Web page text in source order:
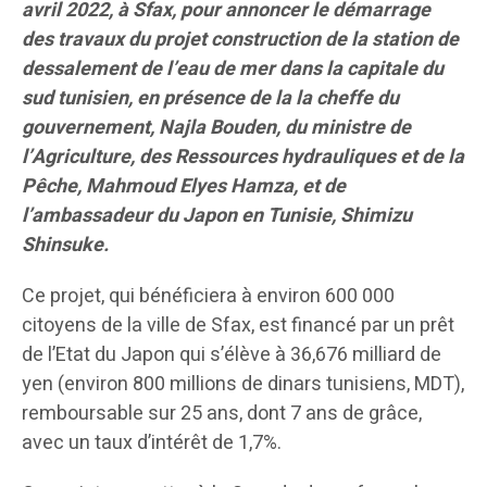
avril 2022, à Sfax, pour annoncer le démarrage
des travaux du projet construction de la station de
dessalement de l’eau de mer dans la capitale du
sud tunisien, en présence de la la cheffe du
gouvernement, Najla Bouden, du ministre de
l’Agriculture, des Ressources hydrauliques et de la
Pêche, Mahmoud Elyes Hamza, et de
l’ambassadeur du Japon en Tunisie, Shimizu
Shinsuke.
Ce projet, qui bénéficiera à environ 600 000
citoyens de la ville de Sfax, est financé par un prêt
de l’Etat du Japon qui s’élève à 36,676 milliard de
yen (environ 800 millions de dinars tunisiens, MDT),
remboursable sur 25 ans, dont 7 ans de grâce,
avec un taux d’intérêt de 1,7%.